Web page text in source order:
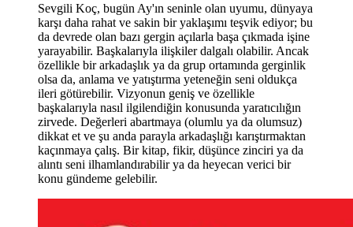
Sevgili Koç, bugün Ay'ın seninle olan uyumu, dünyaya
karşı daha rahat ve sakin bir yaklaşımı teşvik ediyor; bu
da devrede olan bazı gergin açılarla başa çıkmada işine
yarayabilir. Başkalarıyla ilişkiler dalgalı olabilir. Ancak
özellikle bir arkadaşlık ya da grup ortamında gerginlik
olsa da, anlama ve yatıştırma yeteneğin seni oldukça
ileri götürebilir. Vizyonun geniş ve özellikle
başkalarıyla nasıl ilgilendiğin konusunda yaratıcılığın
zirvede. Değerleri abartmaya (olumlu ya da olumsuz)
dikkat et ve şu anda parayla arkadaşlığı karıştırmaktan
kaçınmaya çalış. Bir kitap, fikir, düşünce zinciri ya da
alıntı seni ilhamlandırabilir ya da heyecan verici bir
konu gündeme gelebilir.